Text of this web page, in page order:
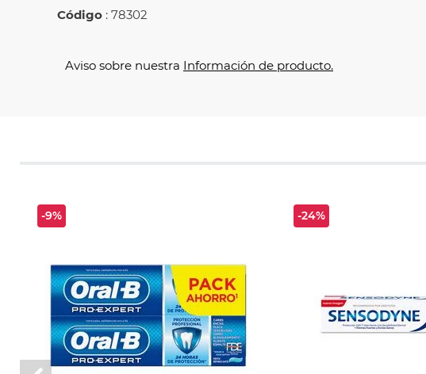
Código : 78302
Aviso sobre nuestra Información de producto.
-9% -24%